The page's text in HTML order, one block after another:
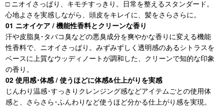
□ ニオイさっぱり、キモチすっきり。日常を整えるスタンダード。
心地よさを実感しながら、頭皮をキレイに、髪をさらさらに。
01 ニオイケア / 機能性香料とクリーンな香り
汗や皮脂臭･タバコ臭などの悪臭成分を爽やかな香りに変える機能
性香料で、ニオイさっぱり。みずみずしく透明感のあるシトラスを
ベースに上質なウッディノートが調和した、クリーンで知的な印象
の香り。
02 使用感･体感 / 使うほどに体感&仕上がりを実感
じんわり温感･すっきりクレンジング感などアイテムごとの使用体
感と、さらさら･ふんわりなど使うほど分かる仕上がり感を実現。